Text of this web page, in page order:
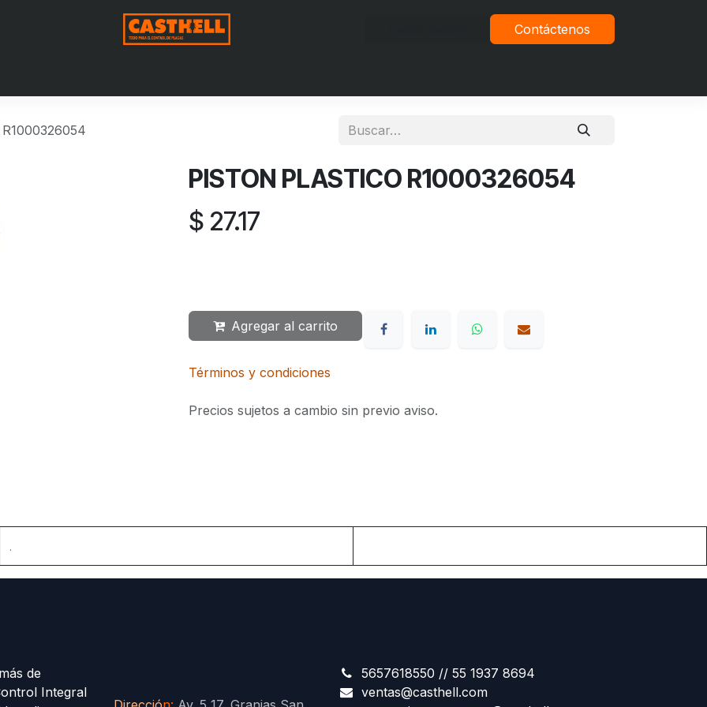
Contáctenos
PISTON PLASTICO R1000326054
$ 27.17
Agregar al carrito
Términos y condiciones
Precios sujetos a cambio sin previo aviso.
.
de
Integral
5657618550 // 55 1937 8694
ventas@casthell.com